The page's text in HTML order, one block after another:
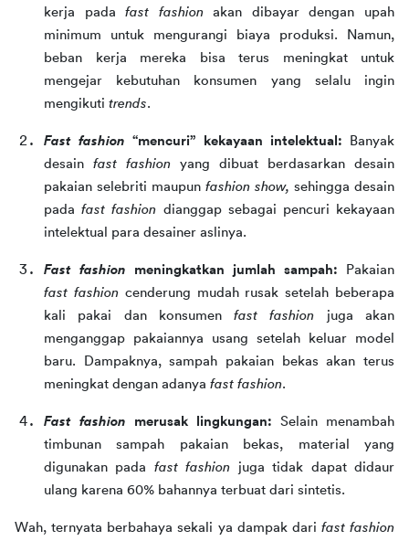
kerja pada fast fashion akan dibayar dengan upah
minimum untuk mengurangi biaya produksi. Namun,
beban kerja mereka bisa terus meningkat untuk
mengejar kebutuhan konsumen yang selalu ingin
mengikuti trends.
Fast fashion “mencuri” kekayaan intelektual:
Banyak
desain fast fashion yang dibuat berdasarkan desain
pakaian selebriti maupun fashion show, sehingga desain
pada fast fashion dianggap sebagai pencuri kekayaan
intelektual para desainer aslinya.
Fast fashion meningkatkan jumlah sampah:
fast fashion cenderung mudah rusak setelah beberapa
kali pakai dan konsumen fast fashion juga akan
menganggap pakaiannya usang setelah keluar model
baru. Dampaknya, sampah pakaian bekas akan terus
meningkat dengan adanya fast fashion.
Fast fashion merusak lingkungan: Selain menambah
timbunan sampah pakaian bekas, material yang
digunakan pada fast fashion juga tidak dapat didaur
ulang karena 60% bahannya terbuat dari sintetis.
Wah, ternyata berbahaya sekali ya dampak dari fast fashion